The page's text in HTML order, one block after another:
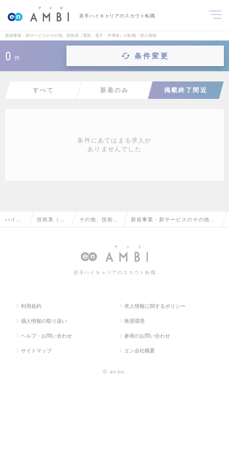
若手ハイキャリアのスカウト転職
新規事業・新サービスのその他、技術系（電気・電子・半導体）の転職・求人情報
0 件 条件変更
すべて 新着のみ 掲載終了間近
条件にあてはまる求人が
ありませんでした
ハイク 技術系（電 その他、技術系
半導体）
新規事業・新サービスのその他、
転職・求人情報一覧
若手ハイキャリアのスカウト転職
利用規約 求人情報に関するポリシー
個人情報の取り扱い 推奨環境
ヘルプ・お問い合わせ 参画のお問い合わせ
サイトマップ エン会社概要
© en Inc.